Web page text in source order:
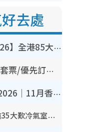
去處
【8月生日優惠2026】全港85大食買玩著數攻略 自助餐/火鍋放題同行免費＋誠品/DONKI送現金券
人夫集團｜Klook套票/優先訂票/公開發售搶飛攻略！附票價.購票連結.場地座位表
BIGBANG演唱會2026｜11月香港啟德開3場！實名制VIP申請、優先購票攻略
香港室內好去處｜逾35大歎冷氣室內好去處推介 室內活動免費避雨無懼落雨